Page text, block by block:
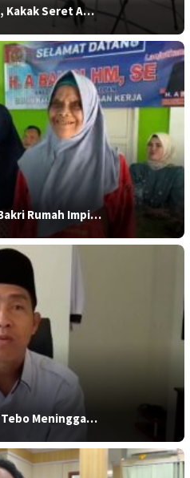
Kakak Seret A…
Rumah Impi…
Tebo Meningga…